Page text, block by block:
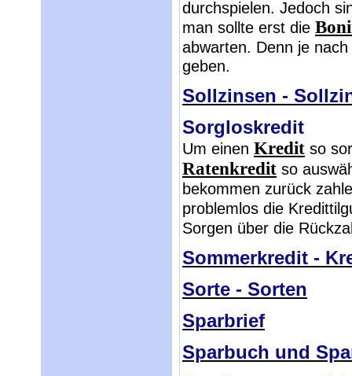
durchspielen. Jedoch
man sollte erst die
abwarten. Denn je
geben.
Sollzinsen -
Sorgloskredit
Um einen Kredit so
Ratenkredit so
bekommen zurück
problemlos die
Sorgen über die
Sommerkredit -
Sorte - Sorten
Sparbrief
Sparbuch und